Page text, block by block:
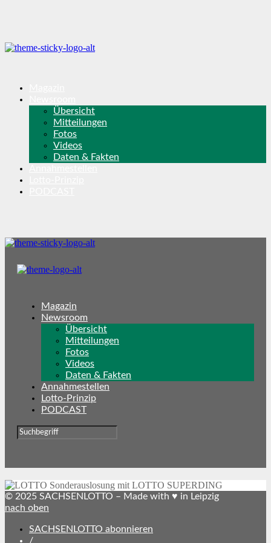
Übersicht
Mitteilungen
Fotos
Videos
Daten & Fakten
Magazin
Newsroom
Übersicht
Mitteilungen
Fotos
Videos
Daten & Fakten
Annahmestellen
Lotto-Prinzip
PODCAST
© 2025 SACHSENLOTTO – Made with ♥ in Leipzig
nach oben
SACHSENLOTTO abonnieren
/